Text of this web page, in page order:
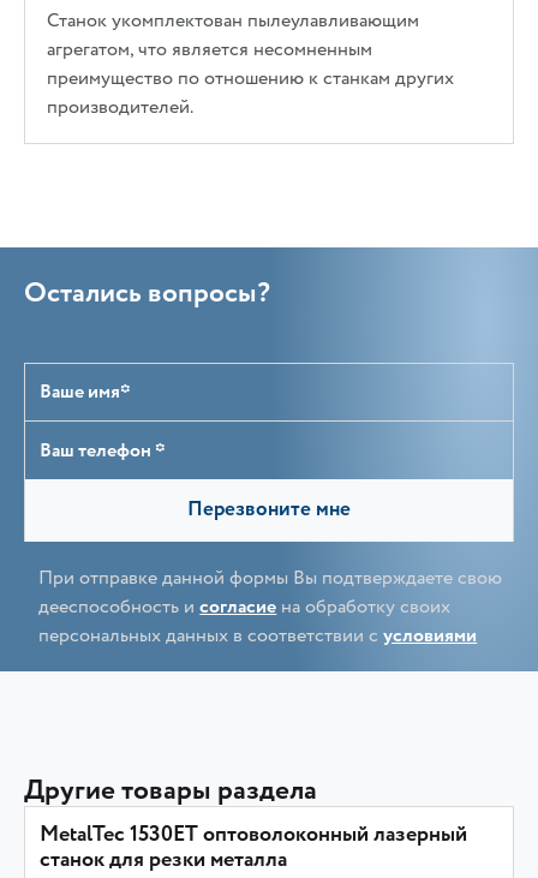
Станок укомплектован пылеулавливающим
агрегатом, что является несомненным
преимущество по отношению к станкам других
производителей.
Остались вопросы?
Перезвоните мне
При отправке данной формы Вы подтверждаете свою
дееспособность исогласиена обработку своих
персональных данных в соответствии сусловиями
Другие товары раздела
MetalTec 1530ET оптоволоконный лазерный
станок для резки металла